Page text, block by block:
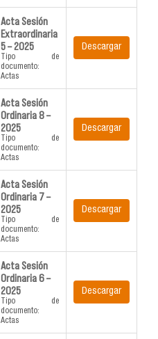
Acta Sesión
Extraordinaria
5 – 2025
Tipo de
documento:
Actas
Descargar
Acta Sesión
Ordinaria 8 –
2025
Tipo de
documento:
Actas
Descargar
Acta Sesión
Ordinaria 7 –
2025
Tipo de
documento:
Actas
Descargar
Acta Sesión
Ordinaria 6 –
2025
Tipo de
documento:
Actas
Descargar